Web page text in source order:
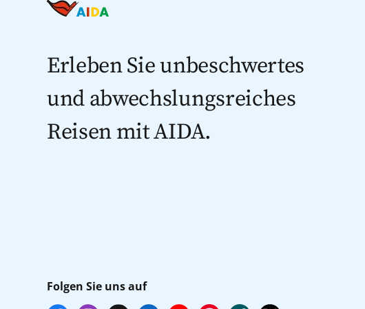
Erleben Sie unbeschwertes
und abwechslungsreiches
Reisen mit AIDA.
Folgen Sie uns auf